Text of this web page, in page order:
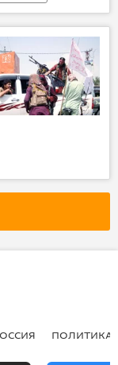
ПОЛИТИКА